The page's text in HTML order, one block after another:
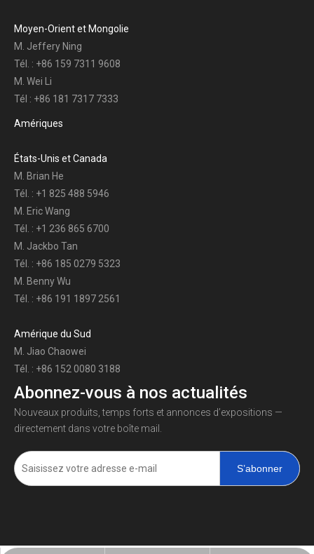
Moyen-Orient et Mongolie
M. Jeffery Ning
Tél. : +86 159 7311 9608
M. Wei Li
Tél : +86 181 7317 7333
Amériques
États-Unis et Canada
M. Brian He
Tél. : +1 825 488 5946
M. Eric Wang
Tél. : +1 236 865 6700
M. Jackbo Tan
Tél. : +86 185 0279 5323
M. Benny Wu
Tél. : +86 191 1897 2561
Amérique du Sud
M. Jiao Chaowei
Tél. : +86 152 0080 3188
Abonnez-vous à nos actualités
Nouveaux produits, temps forts et annonces d’expositions —
directement dans votre boîte mail.
S’abonner